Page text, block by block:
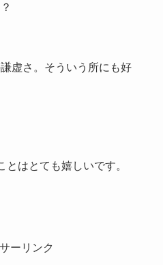
虚さ。そういう所にも好
はとても嬉しいです。
ーリンク